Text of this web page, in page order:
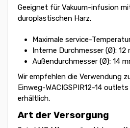
Geeignet für Vakuum-infusion
duroplastischen Harz.
Maximale service-
Interne Durchmesser (Ø): 12
Außendurchmesser (Ø): 14
Wir empfehlen die Verwendung
Einweg-WACIGSPIR12-14
erhältlich.
Art der Versorgung